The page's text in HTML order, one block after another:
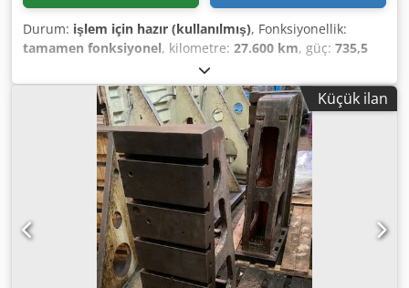
Durum: işlem için hazır (kullanılmış), Fonksiyonellik:
tamamen fonksiyonel, kilometre: 27.600 km, güç: 735,5
06/2008
toplam ağırlık:32.000 kg, dingil konfigürasyonu:8x8, bir
sonraki muayene (TÜV):03/2027, yakıt:dizel, renk:kırmızı,
otomatik, emisyon sınıfı:Euro 3, toplam
12.300 mm , toplam genişlik: 3.000 mm
4.000 mm, Üretim yılı: 2008, çalışma saatleri:
, Donanım:klima, park ısıtıcısı, tır çekici bağlantısı
Havalimanı itfaiye aracı kullanıma hazır – TÜV 03-2027’ye
kadar geçerli PANTHER Rosenbauer, MAN şasi ve 1000 HP
motor, Allison 6 ileri tam otomatik tork konvertörlü
şanzıman Dodpjx Rdyvefx Anxjwa Mükemmel durumda –
Rosenbauer bakımı yapıldı
Küçük ilan